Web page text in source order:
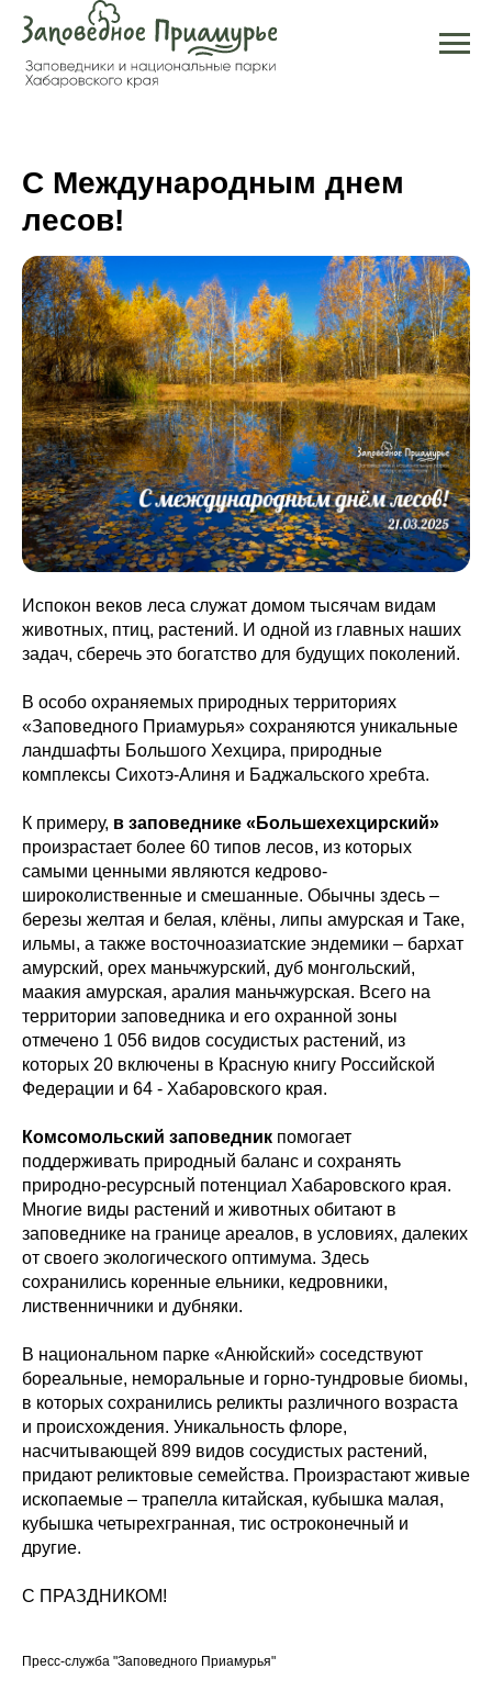
С Международным днем
лесов!
Испокон веков леса служат домом тысячам видам
животных, птиц, растений. И одной из главных наших
задач, сберечь это богатство для будущих поколений.
В особо охраняемых природных территориях
«Заповедного Приамурья» сохраняются уникальные
ландшафты Большого Хехцира, природные
комплексы Сихотэ-Алиня и Баджальского хребта.
К примеру, в заповеднике «Большехехцирский»
произрастает более 60 типов лесов, из которых
самыми ценными являются кедрово-
широколиственные и смешанные. Обычны здесь –
березы желтая и белая, клёны, липы амурская и Таке,
ильмы, а также восточноазиатские эндемики – бархат
амурский, орех маньчжурский, дуб монгольский,
маакия амурская, аралия маньчжурская. Всего на
территории заповедника и его охранной зоны
отмечено 1 056 видов сосудистых растений, из
которых 20 включены в Красную книгу Российской
Федерации и 64 - Хабаровского края.
Комсомольский заповедник помогает
поддерживать природный баланс и сохранять
природно-ресурсный потенциал Хабаровского края.
Многие виды растений и животных обитают в
заповеднике на границе ареалов, в условиях, далеких
от своего экологического оптимума. Здесь
сохранились коренные ельники, кедровники,
лиственничники и дубняки.
В национальном парке «Анюйский» соседствуют
бореальные, неморальные и горно-тундровые биомы,
в которых сохранились реликты различного возраста
и происхождения. Уникальность флоре,
насчитывающей 899 видов сосудистых растений,
придают реликтовые семейства. Произрастают живые
ископаемые – трапелла китайская, кубышка малая,
кубышка четырехгранная, тис остроконечный и
другие.
С ПРАЗДНИКОМ!
Пресс-служба "Заповедного Приамурья"